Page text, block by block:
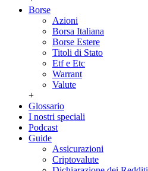
Borse
Azioni
Borsa Italiana
Borse Estere
Titoli di Stato
Etf e Etc
Warrant
Valute
+
Glossario
I nostri speciali
Podcast
Guide
Assicurazioni
Criptovalute